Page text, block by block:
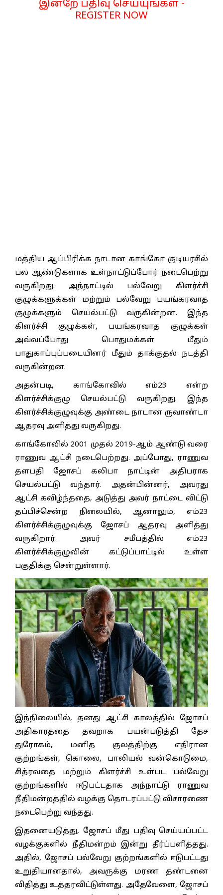
இன்றே பதிவு செய்யுங்கள் -
REGISTER NOW
மத்திய ஆப்பிரிக்க நாடான காங்கோ குடியரசில்
பல ஆண்டுகளாக உள்நாட்டுப்போர் நடைபெற்று
வருகிறது. அந்நாட்டில் பல்வேறு கிளர்ச்சி
குழுக்களுக்கள் மற்றும் பல்வேறு பயங்கரவாத
குழுக்களும் செயல்பட்டு வருகின்றன. இந்த
கிளர்ச்சி குழுக்கள், பயங்கரவாத குழுக்கள்
அவ்வப்போது பொதுமக்கள் மீதும்
பாதுகாப்புப்படையினர் மீதும் தாக்குதல் நடத்தி
வருகின்றன.
அதன்படி, காங்கோவில் எம்23 என்ற
கிளர்ச்சிக்குழு செயல்பட்டு வருகிறது. இந்த
கிளர்ச்சிக்குழுவுக்கு அண்டை நாடான ருவாண்டா
ஆதரவு அளித்து வருகிறது.
காங்கோவில் 2001 முதல் 2019-ஆம் ஆண்டு வரை
ராணுவ ஆட்சி நடைபெற்றது. அப்போது, ராணுவ
தளபதி ஜோசப் கலிபா நாட்டின் அதிபராக
செயல்பட்டு வந்தார். அதன்பின்னர், அவரது
ஆட்சி கவிழ்ந்ததை, அடுத்து அவர் நாட்டை விட்டு
தப்பிச்சென்ற நிலையில், ஆனாலும், எம்23
கிளர்ச்சிக்குழுவுக்கு ஜோசப் ஆதரவு அளித்து
வருகிறார். அவர் சமீபத்தில் எம்23
கிளர்ச்சிக்குழுவின் கட்டுப்பாட்டில் உள்ள
பகுதிக்கு சென்றுள்ளார்.
இந்நிலையில், தனது ஆட்சி காலத்தில் ஜோசப்
அதிகாரத்தை தவறாக பயன்படுத்தி தேச
துரோகம், மனித குலத்திற்கு எதிரான
குற்றங்கள், கொலை, பாலியல் வன்கொடுமை,
சித்ரவதை மற்றும் கிளர்ச்சி உள்பட பல்வேறு
குற்றங்களில் ஈடுபட்டதாக அந்நாட்டு ராணுவ
நீதிமன்றத்தில் வழக்கு தொடரப்பட்டு விசாரணை
நடைபெற்று வந்தது.
இதனையடுத்து, ஜோசப் மீது பதிவு செய்யப்பட்ட
வழக்குகளில் நீதிமன்றம் இன்று தீர்ப்பளித்தது.
அதில், ஜோசப் பல்வேறு குற்றங்களில் ஈடுபட்டது
உறுதியானதால், அவருக்கு மரண தண்டனை
விதித்து உத்தரவிட்டுள்ளது. அதேவேளை, ஜோசப்